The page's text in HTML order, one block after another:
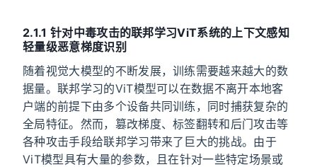
2.1.1 针对中毒攻击的联邦学习ViT系统的上下文感知
轻量级恶意梯度识别
随着视觉大模型的不断发展，训练需要越来越大的数
据量。联邦学习的ViT模型可以在数据不离开本地客
户端的前提下由多个设备共同训练，同时捕获复杂的
全局特征。然而，篡改梯度、标签翻转和后门攻击等
各种攻击手段给联邦学习带来了巨大的挑战。由于
ViT模型具有大量的参数，且在针对一些特定场景或